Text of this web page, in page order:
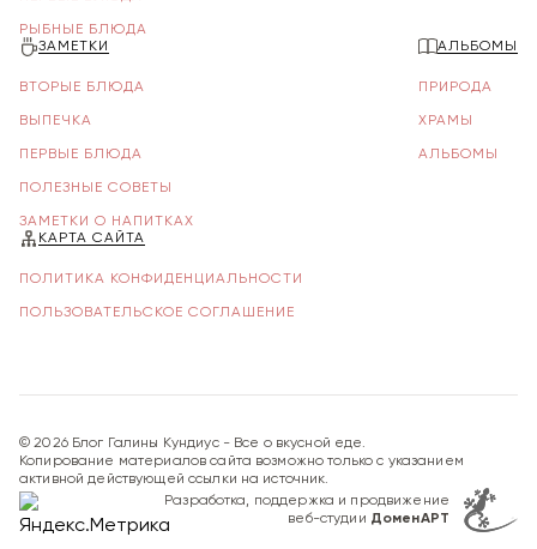
РЫБНЫЕ БЛЮДА
ЗАМЕТКИ
ВТОРЫЕ БЛЮДА
ВЫПЕЧКА
ПЕРВЫЕ БЛЮДА
ПОЛЕЗНЫЕ СОВЕТЫ
ЗАМЕТКИ О НАПИТКАХ
АЛЬБОМЫ
ПРИРОДА
ХРАМЫ
АЛЬБОМЫ
КАРТА САЙТА
ПОЛИТИКА КОНФИДЕНЦИАЛЬНОСТИ
ПОЛЬЗОВАТЕЛЬСКОЕ СОГЛАШЕНИЕ
© 2026Блог Галины Кундиус - Все о вкусной еде.
Копирование материалов сайта возможно только с указанием
активной действующей ссылки на источник.
Разработка, поддержка и продвижение
веб-студии ДоменАРТ